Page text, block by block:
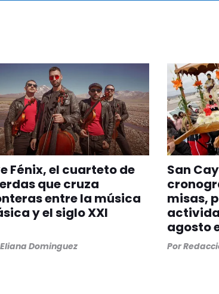
Fénix, el cuarteto de
que cruza
entre la música
y el siglo XXI
Eliana Dominguez
San
misas,
agosto
Por